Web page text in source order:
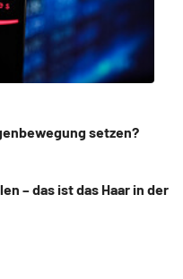
setzen?
– das ist das Haar in der